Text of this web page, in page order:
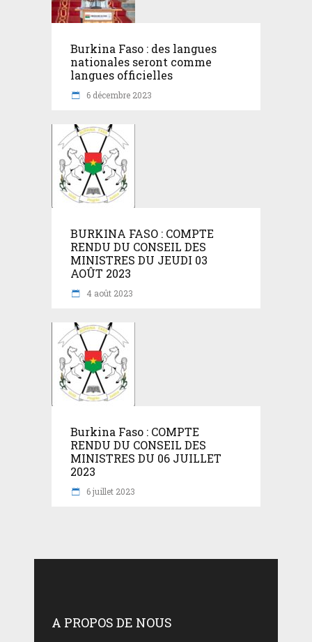
Burkina Faso : des langues
nationales seront comme
langues officielles
6 décembre 2023
BURKINA FASO : COMPTE
RENDU DU CONSEIL DES
MINISTRES DU JEUDI 03
AOÛT 2023
4 août 2023
Burkina Faso : COMPTE
RENDU DU CONSEIL DES
MINISTRES DU 06 JUILLET
2023
6 juillet 2023
A PROPOS DE NOUS